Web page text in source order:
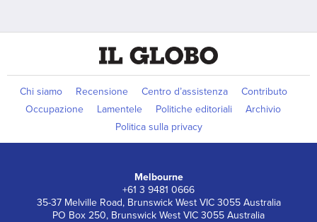
Chi siamo Recensione Centro d’assistenza
Contributo
Occupazione
Lamentele Politiche editoriali
Archivio
Politica sulla privacy
Melbourne
+61 3 9481 0666
35-37 Melville Road, Brunswick West VIC 3055 Australia
PO Box 250, Brunswick West VIC 3055 Australia